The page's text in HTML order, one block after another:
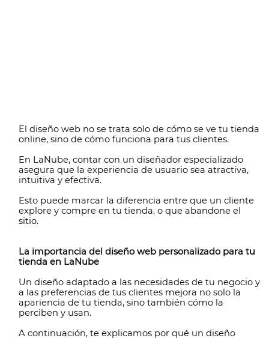
El diseño web no se trata solo de cómo se ve tu tienda
online, sino de cómo funciona para tus clientes.
En LaNube, contar con un diseñador especializado
asegura que la experiencia de usuario sea atractiva,
intuitiva y efectiva.
Esto puede marcar la diferencia entre que un cliente
explore y compre en tu tienda, o que abandone el
sitio.
La importancia del diseño web personalizado para tu
tienda en LaNube
Un diseño adaptado a las necesidades de tu negocio y
a las preferencias de tus clientes mejora no solo la
apariencia de tu tienda, sino también cómo la
perciben y usan.
A continuación, te explicamos por qué un diseño